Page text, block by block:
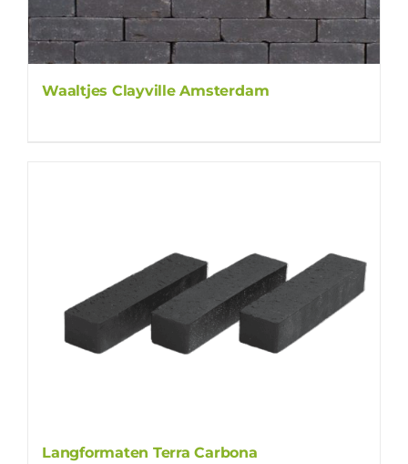
Waaltjes Clayville Amsterdam
Langformaten Terra Carbona